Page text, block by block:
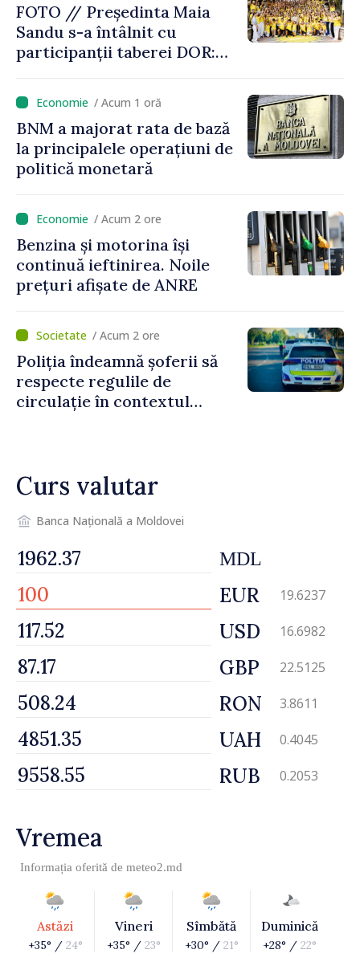
FOTO // Președinta Maia
Sandu s-a întâlnit cu
participanții taberei DOR:
noastră rămâne puternică”
/ Acum 1 oră
BNM a majorat rata de bază
la principalele operațiuni de
politică monetară
/ Acum 2 ore
Benzina și motorina își
continuă ieftinirea. Noile
prețuri afișate de ANRE
/ Acum 2 ore
Poliția îndeamnă șoferii să
respecte regulile de
circulație în contextul
Curs valutar
Banca Națională a Moldovei
MDL
EUR 19.6237
USD 16.6982
GBP 22.5125
RON 3.8611
UAH 0.4045
RUB 0.2053
Vremea
Informația oferită de meteo2.md
Astăzi
+35° / 24°
Vineri
+35° / 23°
Sîmbătă
+30° / 21°
Duminică
+28° / 22°